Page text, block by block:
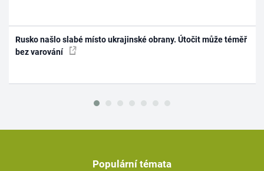
Rusko našlo slabé místo ukrajinské obrany. Útočit může téměř
bez varování
Populární témata